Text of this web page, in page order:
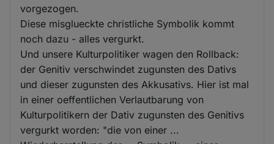
vorgezogen.
Diese misglueckte christliche Symbolik kommt
noch dazu - alles vergurkt.
Und unsere Kulturpolitiker wagen den Rollback:
der Genitiv verschwindet zugunsten des Dativs
und dieser zugunsten des Akkusativs. Hier ist mal
in einer oeffentlichen Verlautbarung von
Kulturpolitikern der Dativ zugunsten des Genitivs
vergurkt worden: "die von einer ...